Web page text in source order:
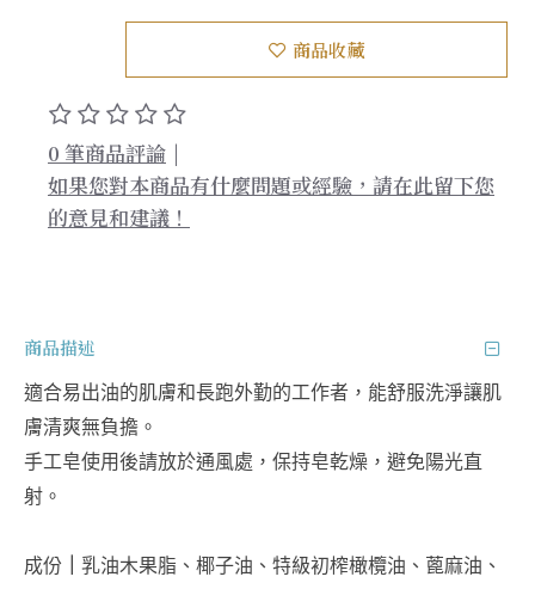
0 筆商品評論 |
如果您對本商品有什麼問題或經驗，請在此留下您
的意見和建議！
商品收藏
商品描述
適合易出油的肌膚和長跑外勤的工作者，能舒服洗淨讓肌
膚清爽無負擔。
手工皂使用後請放於通風處，保持皂乾燥，避免陽光直
射。
成份
乳油木果脂、椰子油、特級初榨橄欖油、蓖麻油、